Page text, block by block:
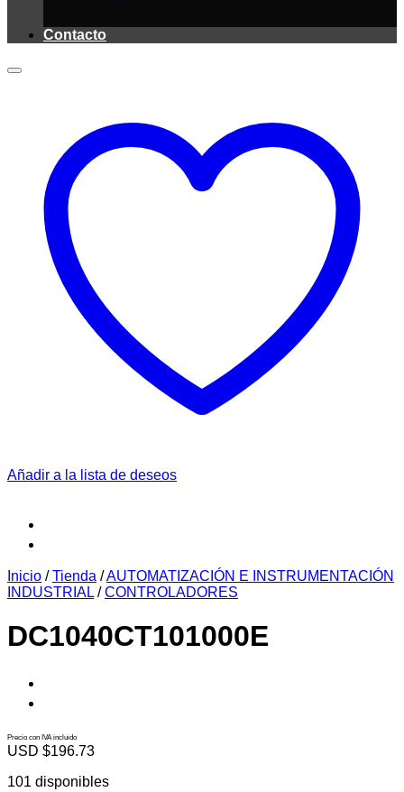
Contacto
Añadir a la lista de deseos
Inicio / Tienda /AUTOMATIZACIÓN E INSTRUMENTACIÓN
INDUSTRIAL / CONTROLADORES
DC1040CT101000E
Precio con IVA incluido
USD $196.73
101 disponibles